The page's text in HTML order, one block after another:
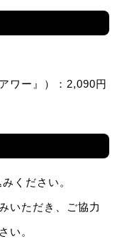
ワー』）：2,090円
ください。
いただき、ご協力
い。